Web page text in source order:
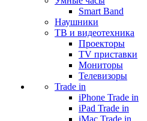
Smart Band
Наушники
ТВ и видеотехника
Проекторы
TV приставки
Мониторы
Телевизоры
Trade in
iPhone Trade in
iPad Trade in